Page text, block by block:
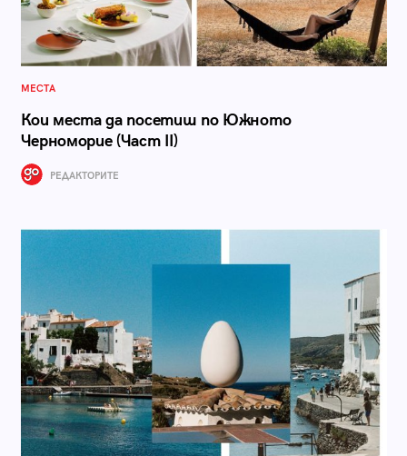
МЕСТА
Кои места да посетиш по Южното
Черноморие (Част II)
РЕДАКТОРИТЕ